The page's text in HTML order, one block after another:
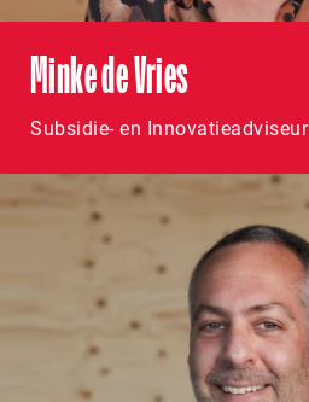
Minke de Vries
Subsidie- en Innovatieadviseur